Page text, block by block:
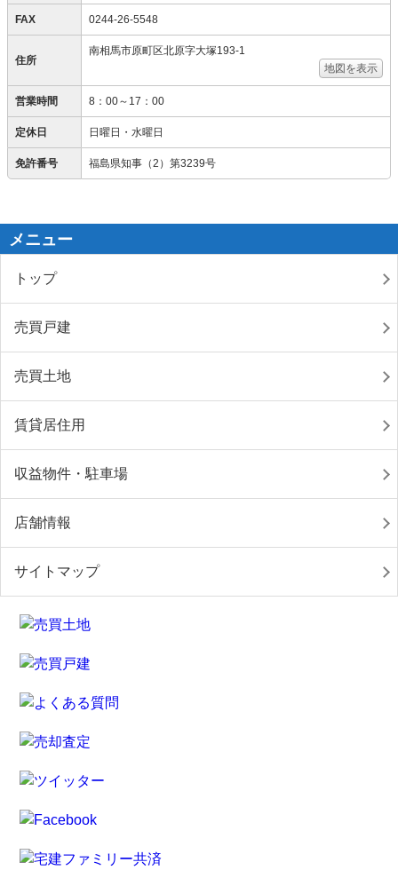
FAX 0244-26-5548
住所
南相馬市原町区北原字大塚193-1
地図を表示
営業時間 8：00～17：00
定休日 日曜日・水曜日
免許番号 福島県知事（2）第3239号
メニュー
トップ
売買戸建
売買土地
賃貸居住用
収益物件・駐車場
店舗情報
サイトマップ